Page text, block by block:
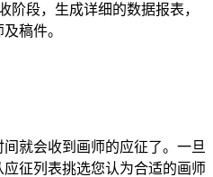
段，生成详细的数据报表，
稿件。
会收到画师的应征了。一旦
征列表挑选您认为合适的画师